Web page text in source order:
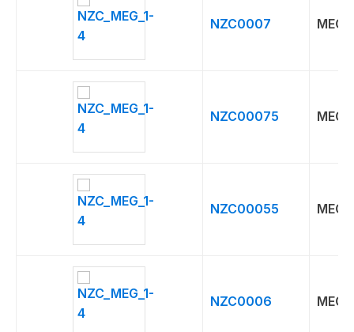
NZC0007 MEG
NZC00075 MEG
NZC00055 MEG
NZC0006 MEG